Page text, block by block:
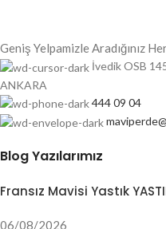
Geniş Yelpamizle Aradığınız
İvedik OSB
ANKARA
444 09 04
Blog Yazılarımız
Fransız Mavisi Yastık
06/08/2026